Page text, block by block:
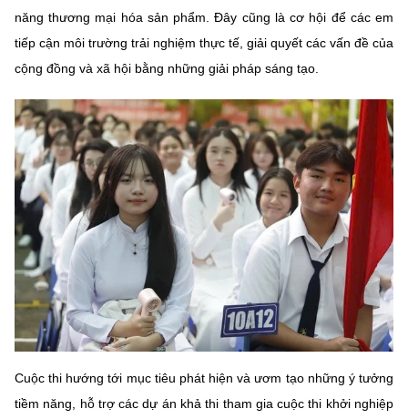
Tiêu chuẩn, đo lường, chất lượng
Năng lượng nguyên tử
Voice
Nhiệm vụ trọng tâm
Chọn ngôn ngữ
Vietnamese English
BỘ KHOA HỌC VÀ CÔNG NGHỆ
MINISTRY OF SCIENCE AND TECHNOLOGY
Điều khoản sử dụng Theo dõi MST: Góp ý
Cơ quan chủ quản: Bộ Khoa học và Công nghệ (MST)
Giám đốc Trung tâm Truyền thông Khoa học và Công nghệ.
Liên hệ
năng thương mại hóa sản phẩm. Đây cũng là cơ hội để các em
tiếp cận môi trường trải nghiệm thực tế, giải quyết các vấn đề của
cộng đồng và xã hội bằng những giải pháp sáng tạo.
Cuộc thi hướng tới mục tiêu phát hiện và ươm tạo những ý tưởng
tiềm năng, hỗ trợ các dự án khả thi tham gia cuộc thi khởi nghiệp